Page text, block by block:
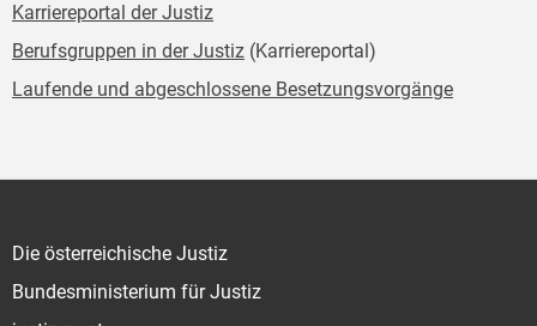
Karriereportal der Justiz
Berufsgruppen in der Justiz (Karriereportal)
Laufende und abgeschlossene Besetzungsvorgänge
Die österreichische Justiz
Bundesministerium für Justiz